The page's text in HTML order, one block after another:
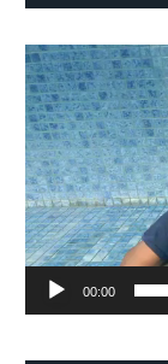
Pemutar
Video
00:00